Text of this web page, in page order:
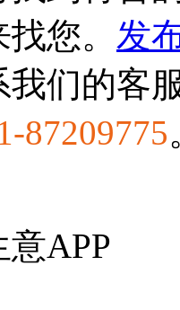
您。 发
我们的客
87209775
意APP